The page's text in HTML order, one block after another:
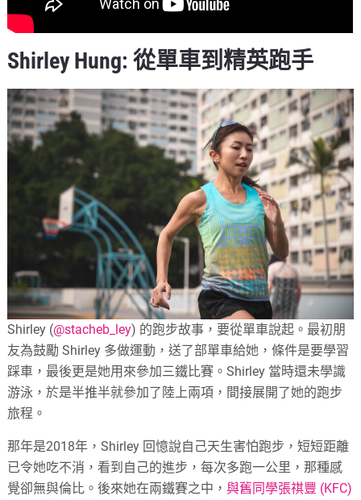
Shirley Hung: 從單車到精英跑手
Shirley (@stacheb_ley) 的跑步故事，要從單車說起。最初朋
友為鼓勵 Shirley 多做運動，送了部單車給她，條件是要學習
踩車，最後更是她用來參加三鐵比賽。Shirley 當時還未學識
游泳，於是半推半就參加了陸上兩項，間接展開了她的跑步
旅程。
那年是2018年，Shirley 回憶說自己天生害怕跑步，短短距離
已令她吃不消，看到自己的進步，每次多跑一公里，那種感
覺卻無與倫比。後來她在兩鐵賽之中，與舊同學張祺豐 (KFC)